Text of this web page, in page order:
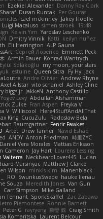
Ezekiel Alexander Danny Ray Clark
Dusan Runtak Per Gouras
cael mckinney Jakey Floofle
Luigi Macaluso simen stroek 19:48
Kelvin Yim Yaroslav Leschenko
Dmitry Vinnik Katti keilyn nuñez
Eli Herrington ALP Gauna
Cергей Лозенко Emmett Peck
Armin Bauer Konrad Wantrych
Eylül Solakoğlu
my moon, your stars
estuine Queen Sitra Fy Hy Jack
Andre Olivier Andrew Rhyne
Axel Allstar vito schaniel Ashley Cline
biggs jr JakkeN Anthony Castillo
Yogev Levy Abdullah Alshammari
Zulke Fran Aspen Freyka V
V Williscool
Here4StuffAndAllThat
King CucuZulu
Radosław Bela
Baumgartner Fenrir Fawkes
Artet Drew Tanner Navid Eshaq
ANDY Anton Friedman 時里ZYC
Daniel Vera Morales Mattias Eriksson
Cameron Jay Hart Lourens Lessing
Valterra NeckbeardLover445 Lucian
Marsinyac Matthew J Clarke
Wilson minkis kim
Manenblack
RO SwunkusSwede hauke lienau
Souza Meredith Jones Van Gun
Carr Simpson Mike Galland
Tennant SporkSkaffel
Zac Zabawa
Piemontese Ronnie Barnett
Peter G rayryeng 鸝瑩 魏 Craig Smith
Komaritska Laurent Belcour